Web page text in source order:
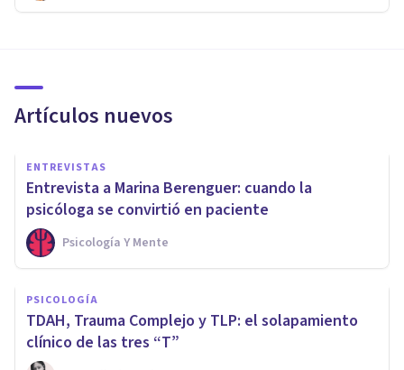
Artículos nuevos
ENTREVISTAS
Entrevista a Marina Berenguer: cuando la
psicóloga se convirtió en paciente
Psicología Y Mente
PSICOLOGÍA
TDAH, Trauma Complejo y TLP: el solapamiento
clínico de las tres “T”